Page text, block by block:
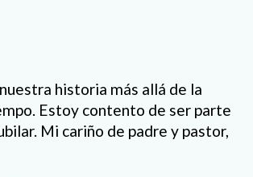
historia más allá de la
Estoy contento de ser parte
Mi cariño de padre y pastor,